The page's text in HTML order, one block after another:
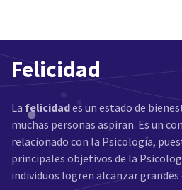
Felicidad
La felicidades un estado de
muchas personas aspiran. Es un
relacionado con la Psicología,
principales objetivos de la
individuos logren alcanzar